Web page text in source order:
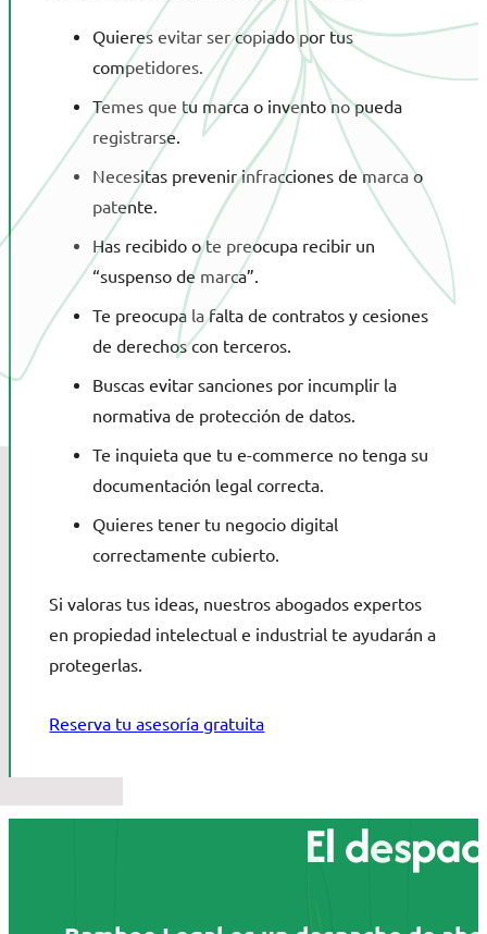
Quieres evitar ser copiado por tus
competidores.
Temes que tu marca o invento no pueda
registrarse.
Necesitas prevenir infracciones de marca o
patente.
Has recibido o te preocupa recibir un
“suspenso de marca”.
Te preocupa la falta de contratos y cesiones
de derechos con terceros.
Buscas evitar sanciones por incumplir la
normativa de protección de datos.
Te inquieta que tu e-commerce no tenga su
documentación legal correcta.
Quieres tener tu negocio digital
correctamente cubierto.
Si valoras tus ideas, nuestros abogados expertos
en propiedad intelectual e industrial te ayudarán a
protegerlas.
Reserva tu asesoría gratuita
El